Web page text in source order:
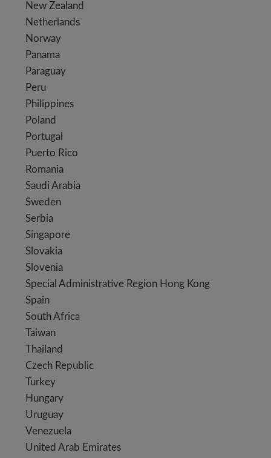
New Zealand
Netherlands
Norway
Panama
Paraguay
Peru
Philippines
Poland
Portugal
Puerto Rico
Romania
Saudi Arabia
Sweden
Serbia
Singapore
Slovakia
Slovenia
Special Administrative Region Hong Kong
Spain
South Africa
Taiwan
Thailand
Czech Republic
Turkey
Hungary
Uruguay
Venezuela
United Arab Emirates